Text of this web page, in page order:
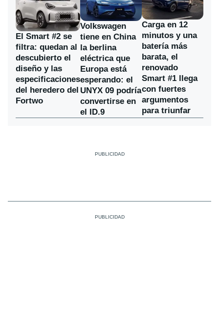
El Smart #2 se
filtra: quedan al
descubierto el
diseño y las
especificaciones
del heredero del
Fortwo
Volkswagen
tiene en China
la berlina
eléctrica que
Europa está
esperando: el
UNYX 09 podría
convertirse en
el ID.9
Carga en 12
minutos y una
batería más
barata, el
renovado
Smart #1 llega
con fuertes
argumentos
para triunfar